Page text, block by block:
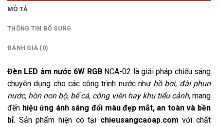
MÔ TẢ
THÔNG TIN BỔ SUNG
ĐÁNH GIÁ (0)
Đèn LED âm nước 6W RGBNCA-02 là giải pháp chiếu sáng
chuyên dụng cho các công trình nước như hồ bơi, đài phun
nước, hòn non bộ, bể cá, công viên hay khu tiểu cảnh, mang
đến hiệu ứng ánh sáng đổi màu đẹp mắt, an toàn và bền
bỉ. Sản phẩm hiện có tại chieusangcaoap.com với chất